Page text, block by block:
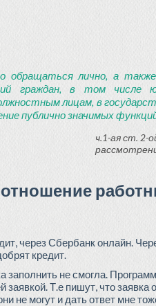
обращаться лично, а
граждан, в том числе
лицам, в
публично значимых
ч.1-ая ст. 2-
через Сбербанк онлайн.
кредит.
заполнить не смогла.
заявкой. Т.е пишут, что
не могут и дать ответ мне